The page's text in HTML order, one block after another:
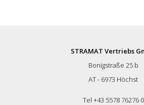
STRAMAT Vertriebs
Bonigstraße 25 b
AT - 6973 Höchst
Tel +43 5578 76276 0